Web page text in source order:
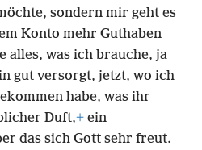
sondern mir geht es
Konto mehr Guthaben
alles, was ich brauche, ja
gut versorgt, jetzt, wo ich
habe, was ihr
Duft,+ ein
das sich Gott sehr freut.